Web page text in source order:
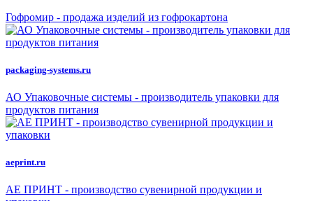
Гофромир - продажа изделий из гофрокартона
packaging-systems.ru
АО Упаковочные системы - производитель упаковки для
продуктов питания
aeprint.ru
АЕ ПРИНТ - производство сувенирной продукции и